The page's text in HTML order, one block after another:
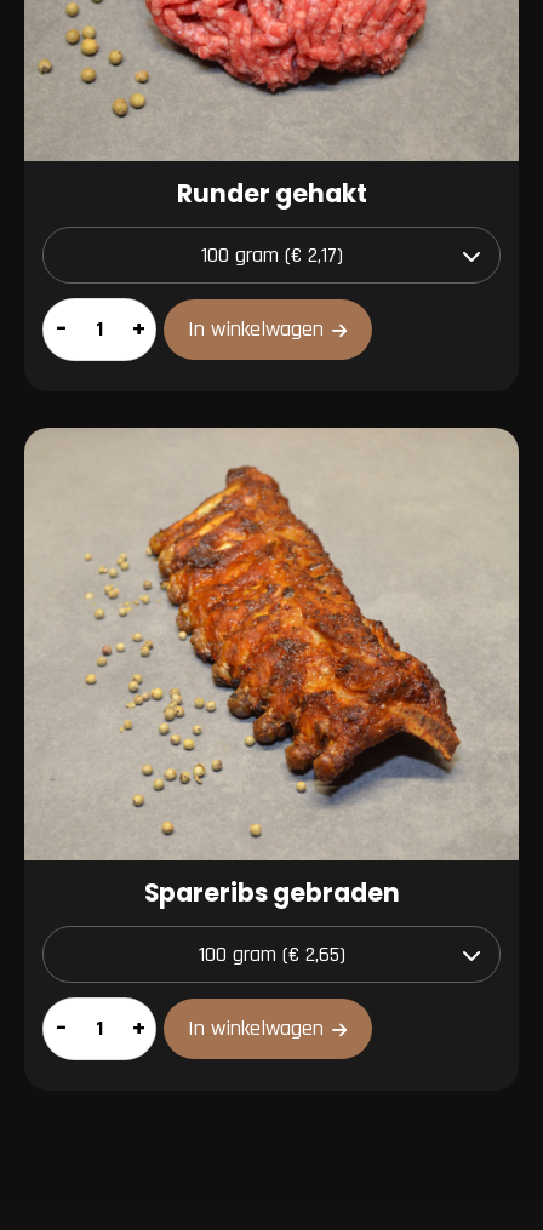
Runder gehakt
Runder
gehakt
– + In winkelwagen
Spareribs gebraden
Spareribs
gebraden
– + In winkelwagen